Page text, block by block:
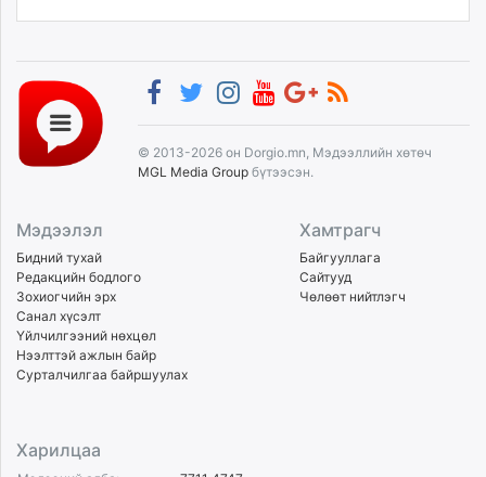
© 2013-2026 он Dorgio.mn, Мэдээллийн хөтөч
MGL Media Group бүтээсэн.
Мэдээлэл
Бидний тухай
Редакцийн бодлого
Зохиогчийн эрх
Санал хүсэлт
Үйлчилгээний нөхцөл
Нээлттэй ажлын байр
Сурталчилгаа байршуулах
Хамтрагч
Байгууллага
Сайтууд
Чөлөөт нийтлэгч
Харилцаа